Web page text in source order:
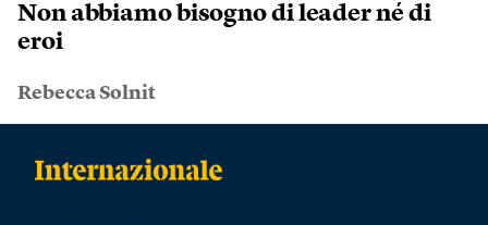
Non abbiamo bisogno di leader né di
eroi
Rebecca Solnit